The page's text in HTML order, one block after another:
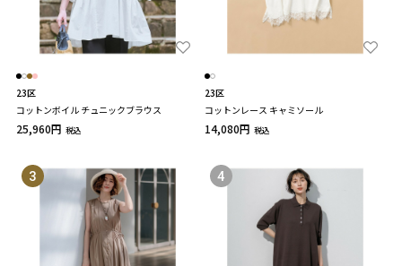
23区
コットンボイル チュニックブラウス
25,960円 税込
23区
コットンレース キャミソール
14,080円 税込
3 4